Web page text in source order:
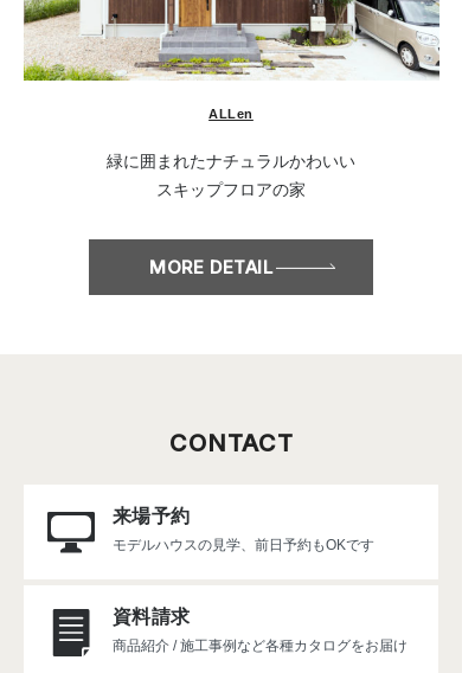
ALLen
緑に囲まれたナチュラルかわいい
スキップフロアの家
MORE DETAIL
CONTACT
来場予約
モデルハウスの見学、 前日予約もOKです
資料請求
商品紹介 / 施工事例など各種カタログをお届け